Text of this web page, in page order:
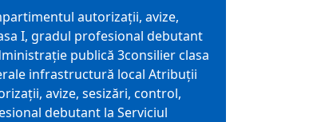
autorizații, avize,
I, gradul profesional debutant
publică 3consilier clasa
infrastructură local Atribuții
avize, sesizări, control,
debutant la Serviciul